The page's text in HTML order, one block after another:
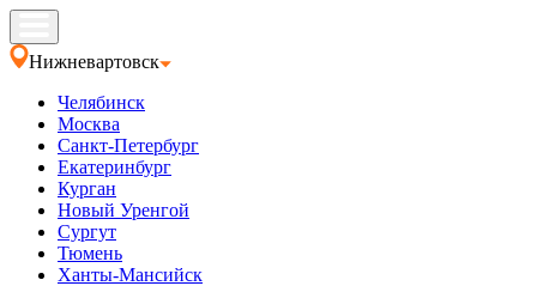
Нижневартовск
Челябинск
Москва
Санкт-Петербург
Екатеринбург
Курган
Новый Уренгой
Сургут
Тюмень
Ханты-Мансийск